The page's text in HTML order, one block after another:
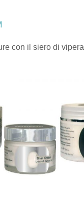
con il siero di vipera